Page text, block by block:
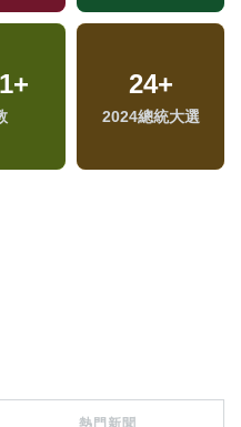
+ 24+
2024總統大選